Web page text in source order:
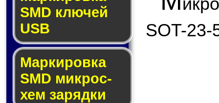
SMD клю­чей
USB
Маркировка
SMD мик­рос­
хем за­ряд­ки
SOT-23-